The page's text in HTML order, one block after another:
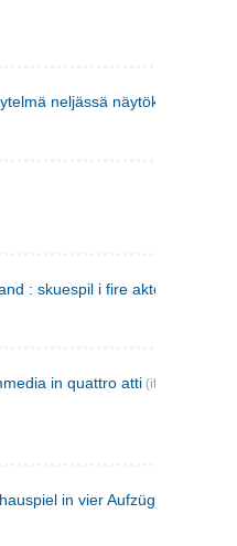
neljässä näytöksessä
: skuespil i fire akter
in quattro atti (italiensk)
in vier Aufzügen